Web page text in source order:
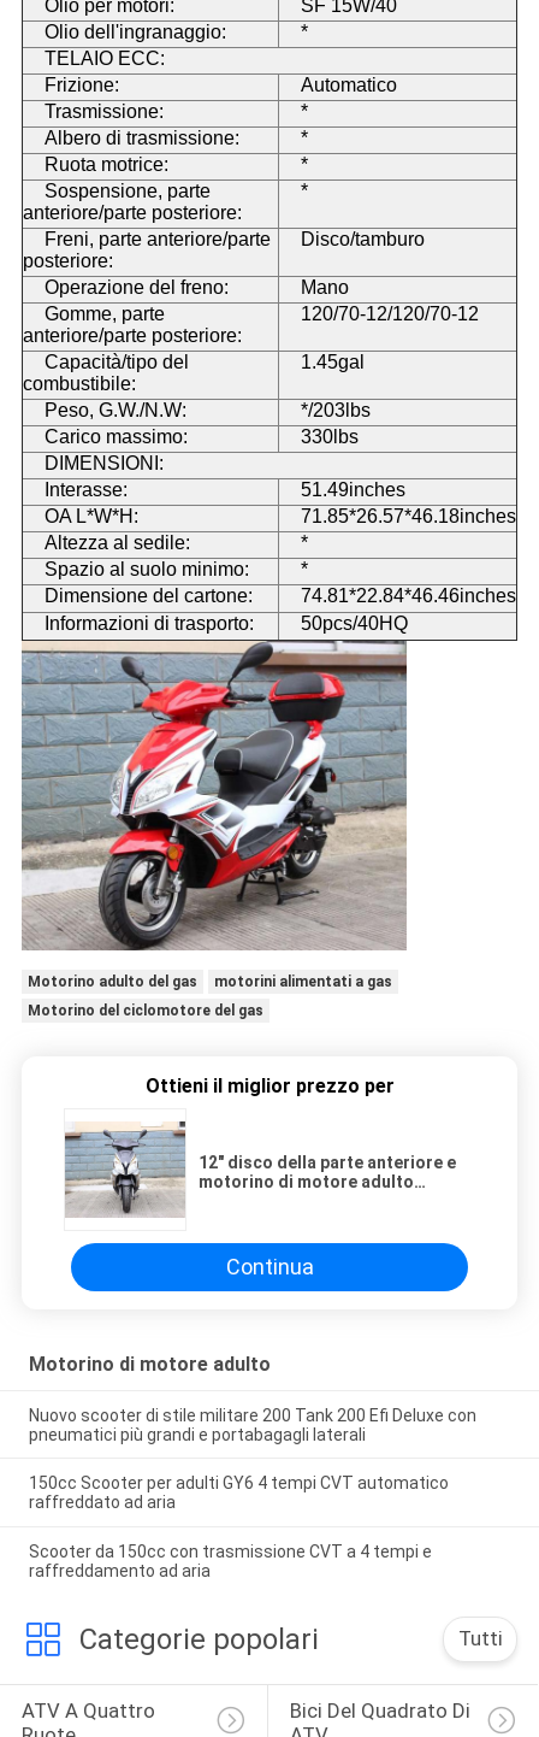
Olio per motori:
SF 15W/40
Olio dell'ingranaggio:
*
TELAIO ECC:
Frizione:
Automatico
Trasmissione:
*
Albero di trasmissione:
*
Ruota motrice:
*
Sospensione, parte
anteriore/parte posteriore:
*
Freni, parte anteriore/parte
posteriore:
Disco/tamburo
Operazione del freno:
Mano
Gomme, parte
anteriore/parte posteriore:
120/70-12/120/70-12
Capacità/tipo del
combustibile:
1.45gal
Peso, G.W./N.W:
*/203lbs
Carico massimo:
330lbs
DIMENSIONI:
Interasse:
51.49inches
OA L*W*H:
71.85*26.57*46.18inches
Altezza al sedile:
*
Spazio al suolo minimo:
*
Dimensione del cartone:
74.81*22.84*46.46inches
Informazioni di trasporto:
50pcs/40HQ
Motorino adulto del gas
motorini alimentati a gas
Motorino del ciclomotore del gas
Ottieni il miglior prezzo per
12" disco della parte anteriore e
motorino di motore adulto
Continua
Motorino di motore adulto
Nuovo scooter di stile militare 200 Tank 200 Efi Deluxe con
pneumatici più grandi e portabagagli laterali
150cc Scooter per adulti GY6 4 tempi CVT automatico
raffreddato ad aria
Scooter da 150cc con trasmissione CVT a 4 tempi e
raffreddamento ad aria
Categorie popolari Tutti
ATV A Quattro
Bici Del Quadrato Di